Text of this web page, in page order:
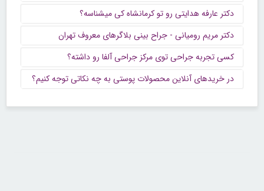
دکتر عارفه هدایتی رو تو کرمانشاه کی میشناسه؟
دکتر مریم رومیانی - جراح بینی بلاگرهای معروف تهران
کسی تجربه جراحی توی مرکز جراحی آلفا رو داشته؟
در خریدهای آنلاین محصولات پوستی به چه نکاتی توجه کنیم؟